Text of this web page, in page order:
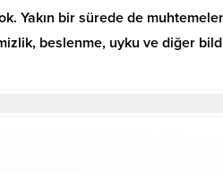
Yakın bir sürede de
beslenme, uyku ve diğer